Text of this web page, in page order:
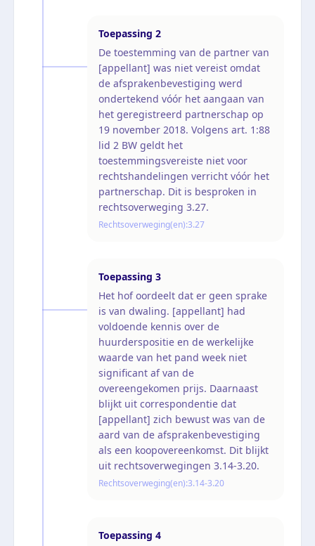
Toepassing 2
De toestemming van de partner van
[appellant] was niet vereist omdat
de afsprakenbevestiging werd
ondertekend vóór het aangaan van
het geregistreerd partnerschap op
19 november 2018. Volgens art. 1:88
lid 2 BW geldt het
toestemmingsvereiste niet voor
rechtshandelingen verricht vóór het
partnerschap. Dit is besproken in
rechtsoverweging 3.27.
Rechtsoverweging(en):3.27
Toepassing 3
Het hof oordeelt dat er geen sprake
is van dwaling. [appellant] had
voldoende kennis over de
huurderspositie en de werkelijke
waarde van het pand week niet
significant af van de
overeengekomen prijs. Daarnaast
blijkt uit correspondentie dat
[appellant] zich bewust was van de
aard van de afsprakenbevestiging
als een koopovereenkomst. Dit blijkt
uit rechtsoverwegingen 3.14-3.20.
Rechtsoverweging(en):3.14-3.20
Toepassing 4